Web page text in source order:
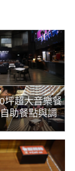
坪超大音樂餐
助餐點與調